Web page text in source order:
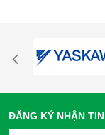
ĐĂNG KÝ NHẬN TIN